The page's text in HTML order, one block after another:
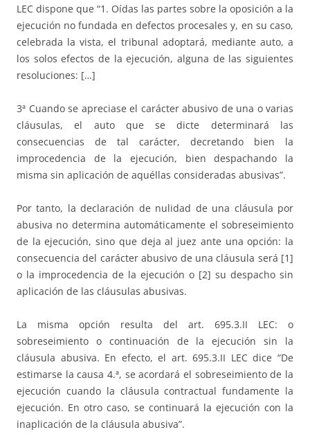
LEC dispone que “1. Oídas las partes sobre la oposición a la
ejecución no fundada en defectos procesales y, en su caso,
celebrada la vista, el tribunal adoptará, mediante auto, a
los solos efectos de la ejecución, alguna de las siguientes
resoluciones: […]
3ª Cuando se apreciase el carácter abusivo de una o varias
cláusulas, el auto que se dicte determinará las
consecuencias de tal carácter, decretando bien la
improcedencia de la ejecución, bien despachando la
misma sin aplicación de aquéllas consideradas abusivas”.
Por tanto, la declaración de nulidad de una cláusula por
abusiva no determina automáticamente el sobreseimiento
de la ejecución, sino que deja al juez ante una opción: la
consecuencia del carácter abusivo de una cláusula será [1]
o la improcedencia de la ejecución o [2] su despacho sin
aplicación de las cláusulas abusivas.
La misma opción resulta del art. 695.3.II LEC: o
sobreseimiento o continuación de la ejecución sin la
cláusula abusiva. En efecto, el art. 695.3.II LEC dice “De
estimarse la causa 4.ª, se acordará el sobreseimiento de la
ejecución cuando la cláusula contractual fundamente la
ejecución. En otro caso, se continuará la ejecución con la
inaplicación de la cláusula abusiva”.